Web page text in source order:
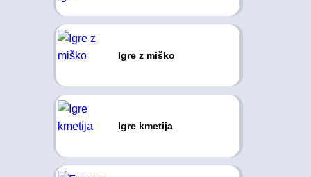
Igre z miško
Igre kmetija